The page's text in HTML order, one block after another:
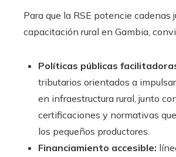
Para que la RSE potencie cadenas
capacitación rural en Gambia,
Políticas públicas
tributarios orientados a
en infraestructura rural, junto
certificaciones y normativas
los pequeños productores.
Financiamiento accesible: